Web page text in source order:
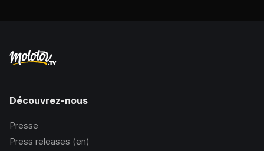
Découvrez-nous
Presse
Press releases (en)